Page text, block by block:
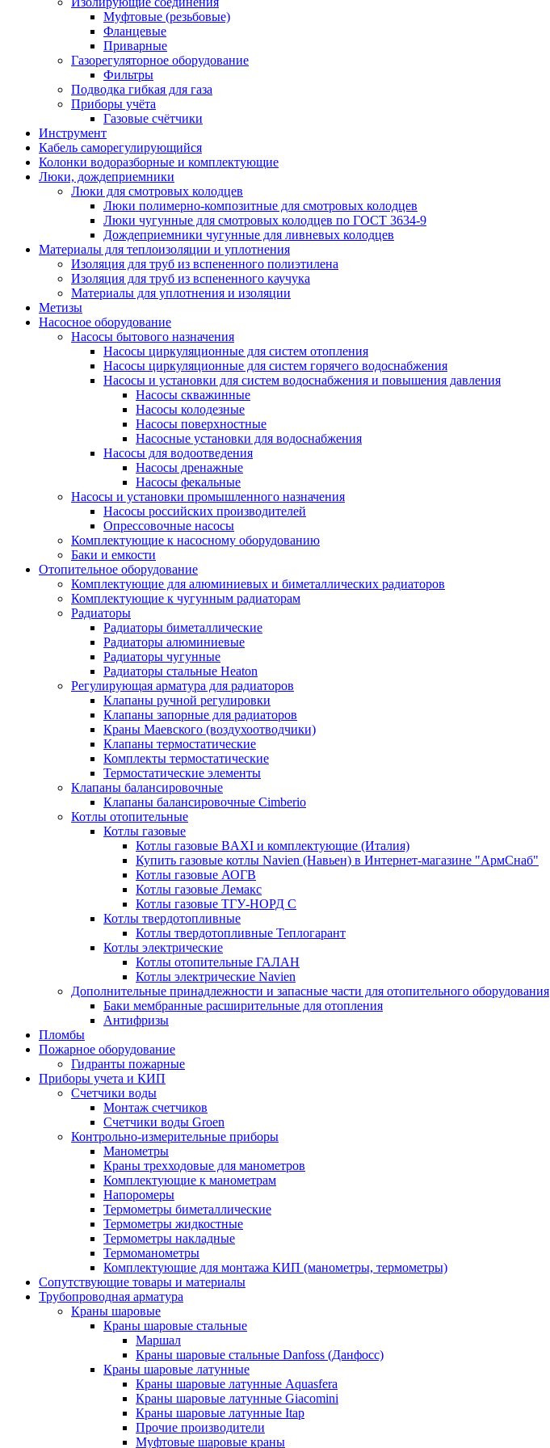
Муфтовые (резьбовые)
Фланцевые
Приварные
Газорегуляторное оборудование
Фильтры
Подводка гибкая для газа
Приборы учёта
Газовые счётчики
Инструмент
Кабель саморегулирующийся
Колонки водоразборные и комплектующие
Люки, дождеприемники
Люки для смотровых колодцев
Люки полимерно-композитные для смотровых колодцев
Люки чугунные для смотровых колодцев по ГОСТ 3634-9
Дождеприемники чугунные для ливневых колодцев
Материалы для теплоизоляции и уплотнения
Изоляция для труб из вспененного полиэтилена
Изоляция для труб из вспененного каучука
Материалы для уплотнения и изоляции
Метизы
Насосное оборудование
Насосы бытового назначения
Насосы циркуляционные для систем отопления
Насосы циркуляционные для систем горячего водоснабжения
Насосы и установки для систем водоснабжения и повышения давления
Насосы скважинные
Насосы колодезные
Насосы поверхностные
Насосные установки для водоснабжения
Насосы для водоотведения
Насосы дренажные
Насосы фекальные
Насосы и установки промышленного назначения
Насосы российских производителей
Опрессовочные насосы
Комплектующие к насосному оборудованию
Баки и емкости
Отопительное оборудование
Комплектующие для алюминиевых и биметаллических радиаторов
Комплектующие к чугунным радиаторам
Радиаторы
Радиаторы биметаллические
Радиаторы алюминиевые
Радиаторы чугунные
Радиаторы стальные Heaton
Регулирующая арматура для радиаторов
Клапаны ручной регулировки
Клапаны запорные для радиаторов
Краны Маевского (воздухоотводчики)
Клапаны термостатические
Комплекты термостатические
Термостатические элементы
Клапаны балансировочные
Клапаны балансировочные Cimberio
Котлы отопительные
Котлы газовые
Котлы газовые BAXI и комплектующие (Италия)
Купить газовые котлы Navien (Навьен) в Интернет-магазине "АрмСнаб"
Котлы газовые АОГВ
Котлы газовые Лемакс
Котлы газовые ТГУ-НОРД С
Котлы твердотопливные
Котлы твердотопливные Теплогарант
Котлы электрические
Котлы отопительные ГАЛАН
Котлы электрические Navien
Дополнительные принадлежности и запасные части для отопительного оборудования
Баки мембранные расширительные для отопления
Антифризы
Пломбы
Пожарное оборудование
Гидранты пожарные
Приборы учета и КИП
Счетчики воды
Монтаж счетчиков
Счетчики воды Groen
Контрольно-измерительные приборы
Манометры
Краны трехходовые для манометров
Комплектующие к манометрам
Напоромеры
Термометры биметаллические
Термометры жидкостные
Термометры накладные
Термоманометры
Комплектующие для монтажа КИП (манометры, термометры)
Сопутствующие товары и материалы
Трубопроводная арматура
Краны шаровые
Краны шаровые стальные
Маршал
Краны шаровые стальные Danfoss (Данфосс)
Краны шаровые латунные
Краны шаровые латунные Aquasfera
Краны шаровые латунные Giacomini
Краны шаровые латунные Itap
Прочие производители
Муфтовые шаровые краны